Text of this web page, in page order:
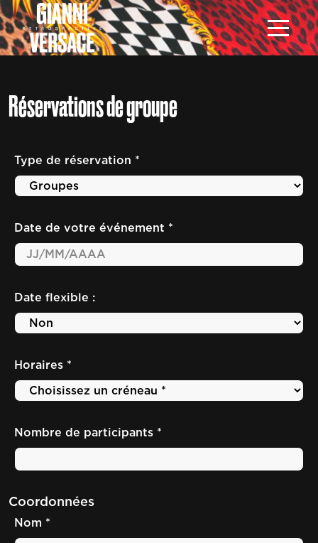
Menu
Réservations de groupe
Type de réservation *
Date de votre événement *
Date flexible :
Horaires *
Nombre de participants *
Coordonnées
Nom *